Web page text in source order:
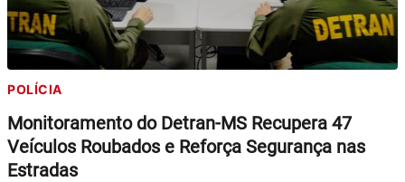
POLÍCIA
Monitoramento do Detran-MS Recupera 47
Veículos Roubados e Reforça Segurança nas
Estradas